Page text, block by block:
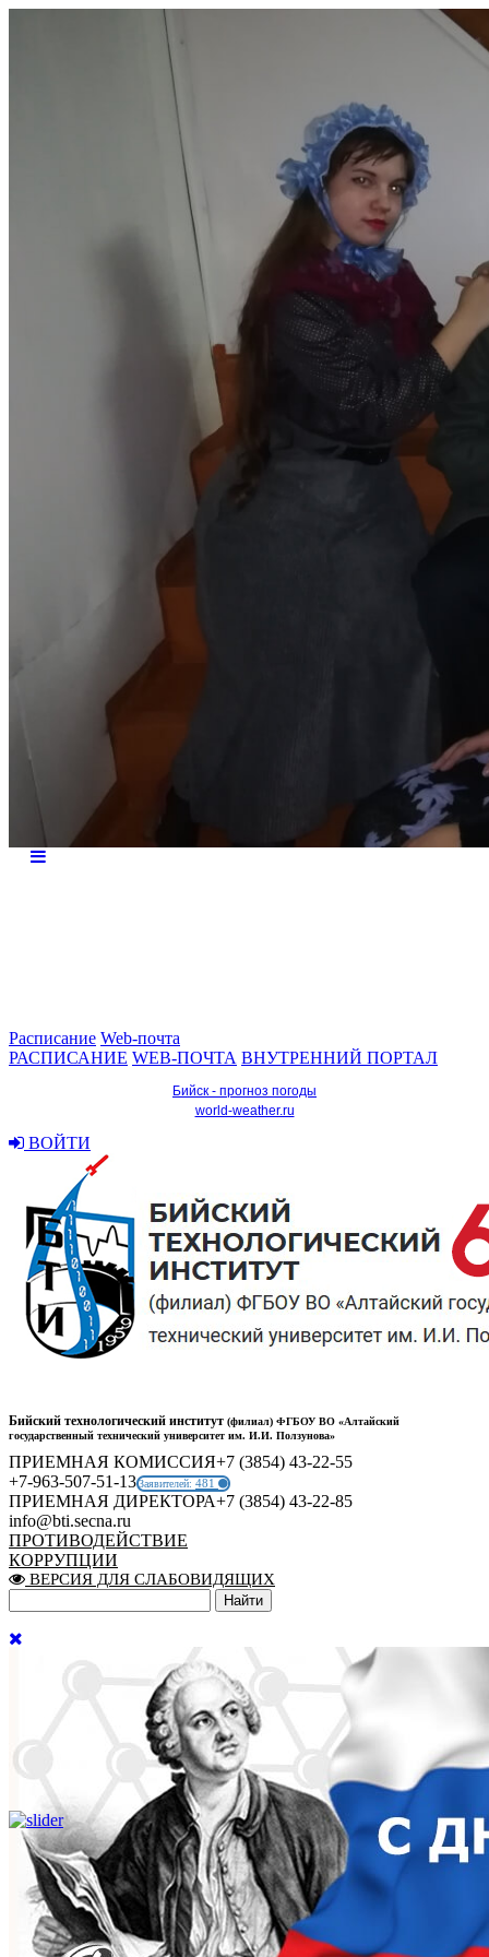
Расписание Web-почта
РАСПИСАНИЕ WEB-ПОЧТА ВНУТРЕННИЙ ПОРТАЛ
Бийск - прогноз погоды
world-weather.ru
ВОЙТИ
Бийский технологический институт (филиал) ФГБОУ ВО «Алтайский
государственный технический университет им. И.И. Ползунова»
ПРИЕМНАЯ КОМИССИЯ+7 (3854) 43-22-55
+7-963-507-51-13Заявителей: 481
ПРИЕМНАЯ ДИРЕКТОРА+7 (3854) 43-22-85
info@bti.secna.ru
ПРОТИВОДЕЙСТВИЕ
КОРРУПЦИИ
ВЕРСИЯ ДЛЯ СЛАБОВИДЯЩИХ